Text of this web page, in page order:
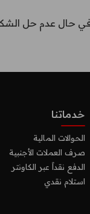
خدماتنا
الحوالات المالية
صرف العملات الأجنبية
الدفع نقداً عبر الكاونتر
استلام نقدي